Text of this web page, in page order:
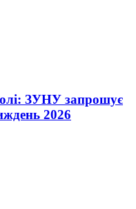
ЗУНУ запрошує
2026